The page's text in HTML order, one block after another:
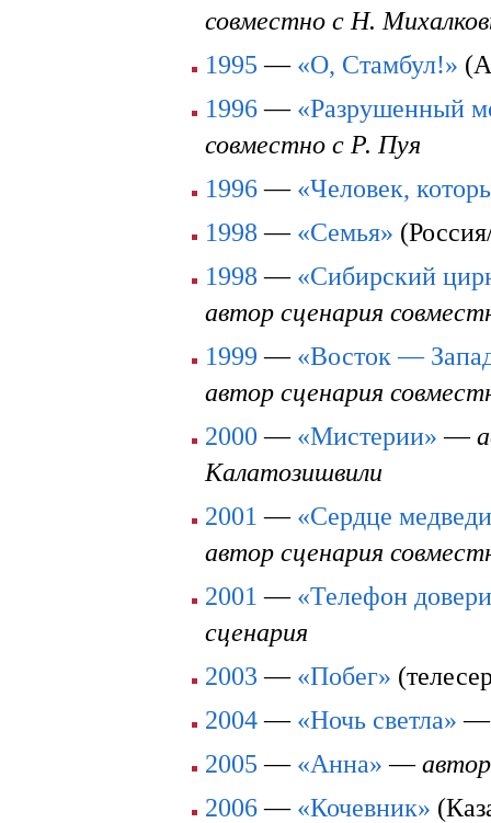
совместно с Н.
1995 — «О, Стамбул!»
1996— «Разрушенный
совместно с Р. Пуя
1996— «Человек,
1998 — «Семья»
1998 — «Сибирский
автор сценария
1999 — «Восток —
автор сценария
2000 — «Мистерии» —
Калатозишвили
2001 — «Сердце
автор сценария
2001 — «Телефон
сценария
2003 — «Побег»
2004— «Ночь светла»
2005 — «Анна» —
2006— «Кочевник»